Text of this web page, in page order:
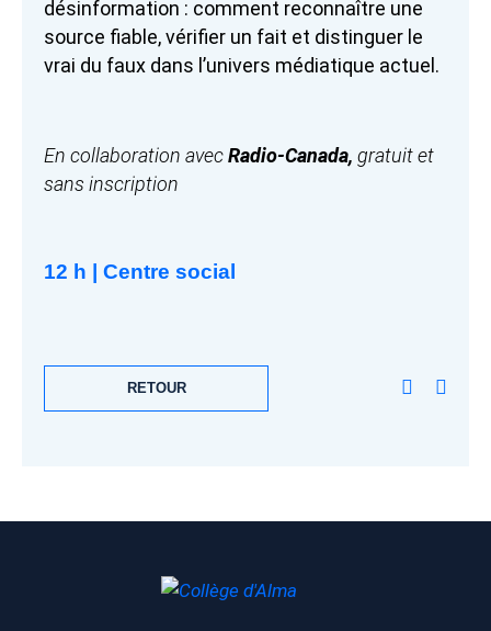
désinformation : comment reconnaître une
source fiable, vérifier un fait et distinguer le
vrai du faux dans l’univers médiatique actuel.
En collaboration avecRadio-Canada, gratuit et
sans inscription
12 h | Centre social
RETOUR